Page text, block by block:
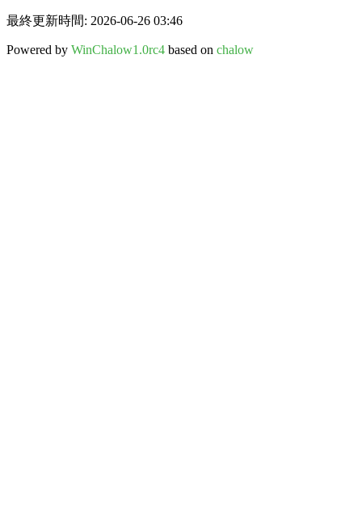
最終更新時間: 2026-06-26 03:46
Powered by WinChalow1.0rc4 based on chalow